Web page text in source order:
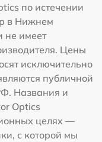
по истечении
в Нижнем
не имеет
Цены
исключительно
публичной
Названия и
Optics
целях —
с которой мы